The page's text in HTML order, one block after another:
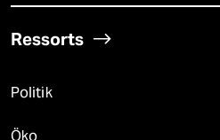
Ressorts
Politik
Öko